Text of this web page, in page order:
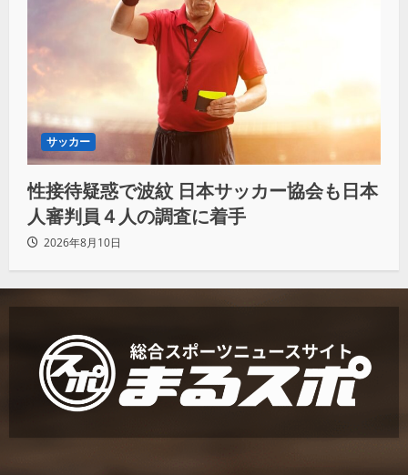
サッカー
性接待疑惑で波紋 日本サッカー協会も日本
人審判員４人の調査に着手
2026年8月10日